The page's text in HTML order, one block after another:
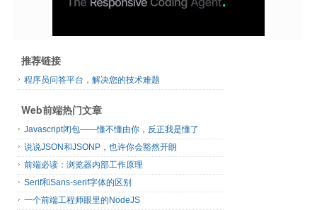
推荐链接
程序员问答平台，解决您的技术难题
Web前端热门文章
Javascript闭包——懂不懂由你，反正我是懂了
说说JSON和JSONP，也许你会豁然开朗
前端必读：浏览器内部工作原理
Serif和Sans-serif字体的区别
一个前端工程师眼里的NodeJS